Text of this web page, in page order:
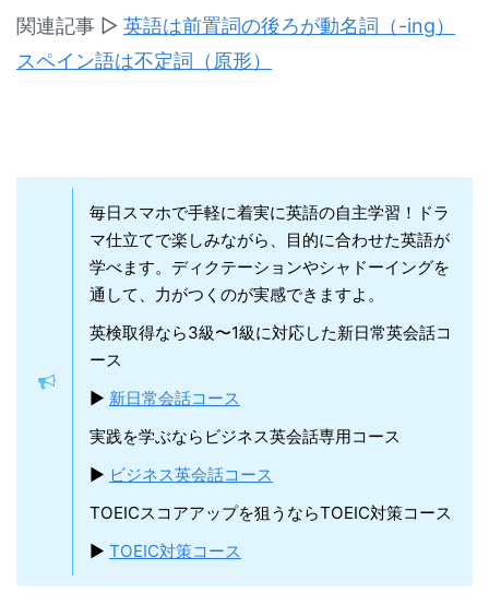
関連記事 ▷ 英語は前置詞の後ろが動名詞（-ing）
スペイン語は不定詞（原形）
毎日スマホで手軽に着実に英語の自主学習！ドラ
マ仕立てで楽しみながら、目的に合わせた英語が
学べます。ディクテーションやシャドーイングを
通して、力がつくのが実感できますよ。
英検取得なら3級〜1級に対応した新日常英会話コ
ース
▶︎ 新日常会話コース
実践を学ぶならビジネス英会話専用コース
▶︎ ビジネス英会話コース
TOEICスコアアップを狙うならTOEIC対策コース
▶︎ TOEIC対策コース